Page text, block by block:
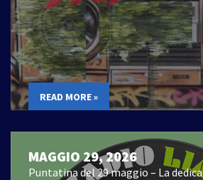
READ MORE »
MAGGIO 29, 2026
Puntatina del 29 maggio – La dedica